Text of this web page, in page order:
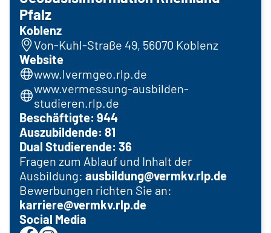
Pfalz
Koblenz
Von-Kuhl-Straße 49, 56070 Koblenz
Website
www.lvermgeo.rlp.de
www.vermessung-ausbilden-
studieren.rlp.de
Beschäftigte: 944
Auszubildende: 81
Dual Studierende: 36
Fragen zum Ablauf und Inhalt der
Ausbildung: ausbildung@vermkv.rlp.de
Bewerbungen richten Sie an:
karriere@vermkv.rlp.de
Social Media